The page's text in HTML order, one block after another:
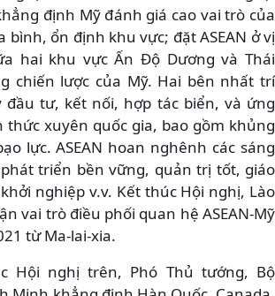
định Mỹ đánh giá cao vai trò của
bình, ổn định khu vực; đặt ASEAN ở vị
hai khu vực Ấn Độ Dương và Thái
chiến lược của Mỹ. Hai bên nhất trí
đầu tư, kết nối, hợp tác biển, và ứng
thức xuyên quốc gia, bao gồm khủng
lực. ASEAN hoan nghênh các sáng
triển bền vững, quản trị tốt, giáo
nghiệp v.v. Kết thúc Hội nghị, Lào
vai trò điều phối quan hệ ASEAN-Mỹ
từ Ma-lai-xia.
Hội nghị trên, Phó Thủ tướng, Bộ